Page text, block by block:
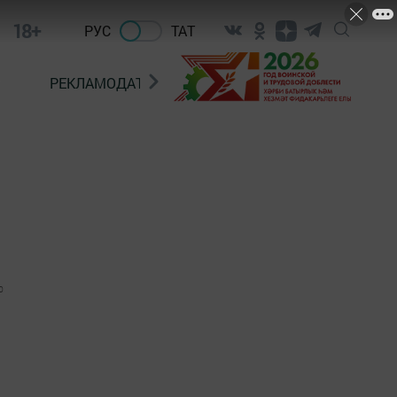
18+ РУС ТАТ
РЕКЛАМОДАТЕЛЯМ
0